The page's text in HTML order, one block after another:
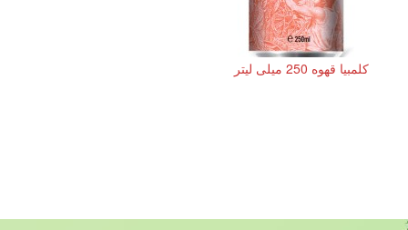
کلمبیا قهوه 250 میلی لیتر